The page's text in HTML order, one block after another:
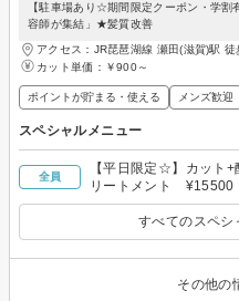
【駐車場あり☆期間限定クーポン・学
容師が集結」★髪質改善
アクセス：JR琵琶湖線 瀬田(滋賀)駅 徒
カット単価： ￥900～
ポイントが貯まる・使える メンズ歓迎
スペシャルメニュー
全員
【平日限定☆】カット
リートメント ¥15500
すべてのスペシ
その他の